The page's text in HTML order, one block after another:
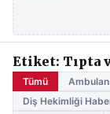
Etiket: Tıpta
Tümü
Diş Hekimliği